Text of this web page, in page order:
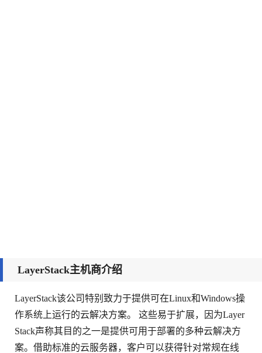
LayerStack主机商介绍
LayerStack该公司特别致力于提供可在Linux和Windows操
作系统上运行的云解决方案。 这些易于扩展，因为Layer
Stack声称其目的之一是提供可用于部署的多种云解决方
案。借助标准的云服务器，客户可以获得针对常规在线